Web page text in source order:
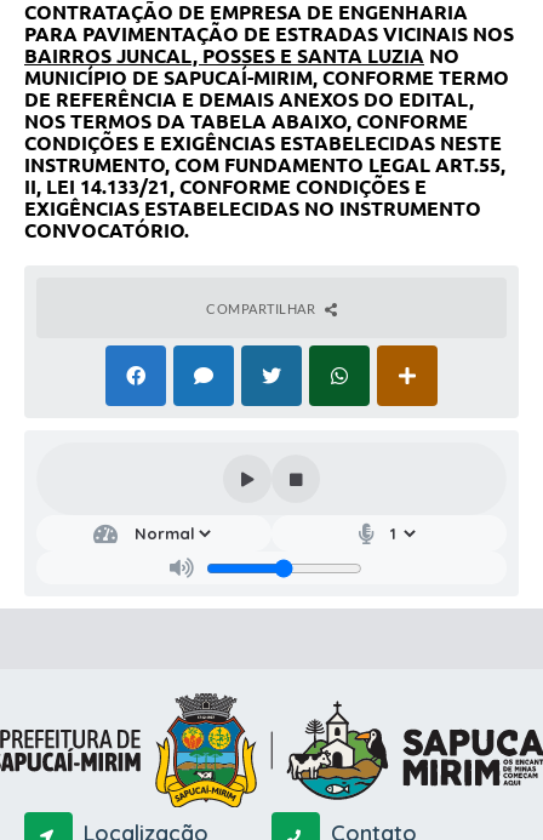
CONTRATAÇÃO DE EMPRESA DE ENGENHARIA
PARA PAVIMENTAÇÃO DE ESTRADAS VICINAIS NOS
BAIRROS JUNCAL, POSSES E SANTA LUZIA NO
MUNICÍPIO DE SAPUCAÍ-MIRIM, CONFORME TERMO
DE REFERÊNCIA E DEMAIS ANEXOS DO EDITAL,
NOS TERMOS DA TABELA ABAIXO, CONFORME
CONDIÇÕES E EXIGÊNCIAS ESTABELECIDAS NESTE
INSTRUMENTO, COM FUNDAMENTO LEGAL ART.55,
II, LEI 14.133/21, CONFORME CONDIÇÕES E
EXIGÊNCIAS ESTABELECIDAS NO INSTRUMENTO
CONVOCATÓRIO.
COMPARTILHAR
Localização Contato